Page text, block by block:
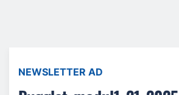
NEWSLETTER AD